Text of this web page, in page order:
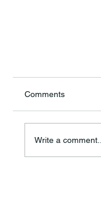
Comments
Write a comment...